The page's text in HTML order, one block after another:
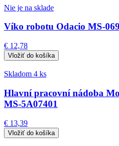
Nie je na sklade
Víko robotu Odacio MS-
€ 12,78
Skladom 4 ks
Hlavní pracovní nádoba
MS-5A07401
€ 13,39